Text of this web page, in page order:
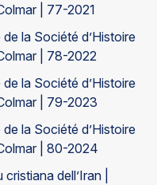
| 77-2021
la Société d’Histoire
| 78-2022
la Société d’Histoire
| 79-2023
la Société d’Histoire
| 80-2024
dell’Iran |